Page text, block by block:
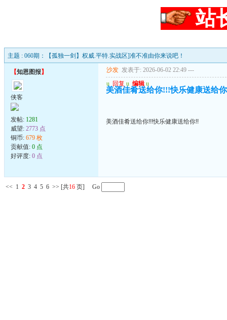
站
主题 : 060期：【孤独一剑】权威.平特.实战区]准不准由你来说吧！
【知恩图报】
侠客
发帖: 1281
威望: 2773 点
铜币: 679 枚
贡献值: 0 点
好评度: 0 点
沙发 发表于: 2026-06-02 22:49 ---
u 回复 u 编辑 u
美酒佳肴送给你!!!快乐健康送给
美酒佳肴送给你!!!快乐健康送给你!!
<< 1 2 3 4 5 6 >> [共16 页] Go